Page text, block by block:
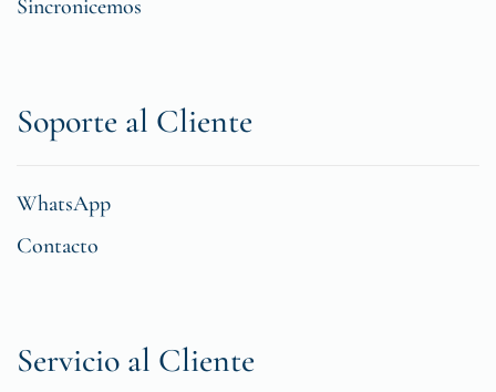
Sincronicemos
Soporte al Cliente
WhatsApp
Contacto
Servicio al Cliente